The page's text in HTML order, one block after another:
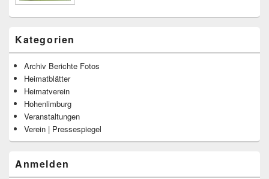
Kategorien
Archiv Berichte Fotos
Heimatblätter
Heimatverein
Hohenlimburg
Veranstaltungen
Verein | Pressespiegel
Anmelden